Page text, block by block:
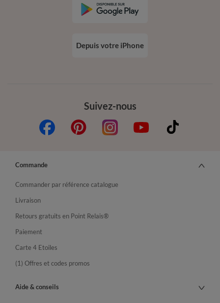
Suivez-nous
Depuis votre iPhone
Commande
Commander par référence catalogue
Livraison
Retours gratuits en Point Relais®
Paiement
Carte 4 Etoiles
(1) Offres et codes promos
Aide & conseils